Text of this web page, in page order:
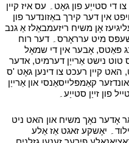
די סטייַע פון גאָט۔ עס איז קיין
אין דער קירך באַזונדער פון
אָן משיח ריזעמבאַלז אַ גנב
שעפּס מיט ערראָרס۔ דער רוח
פּאַטס, אָבער אין די שמאָל
טוט נישט אַרייַן דערמיט, אדער
האט קיין רעכט צו דינען גאָט 'ס
קאַמפּלייסאַנסי און אַרייַן
פון זייַן סטייַע۔
אָדער נאָך משיח און האט ניט
יאָשקע זאגט אַז אַלע